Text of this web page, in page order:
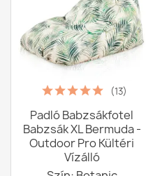
(13)
Padló Babzsákfotel
Babzsák XL Bermuda -
Outdoor Pro Kültéri
Vízálló